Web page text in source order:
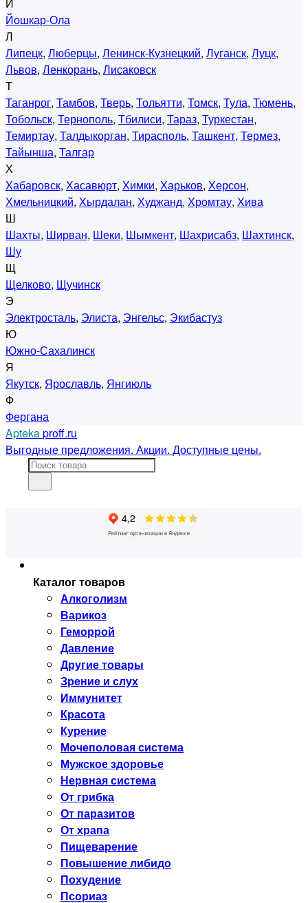
Йошкар-Ола
Л
Липецк, Люберцы, Ленинск-Кузнецкий, Луганск, Луцк,
Львов, Ленкорань, Лисаковск
Т
Таганрог, Тамбов, Тверь, Тольятти, Томск, Тула, Тюмень,
Тобольск, Тернополь, Тбилиси, Тараз, Туркестан,
Темиртау, Талдыкорган, Тирасполь, Ташкент, Термез,
Тайынша, Талгар
Х
Хабаровск, Хасавюрт, Химки, Харьков, Херсон,
Хмельницкий, Хырдалан, Худжанд, Хромтау, Хива
Ш
Шахты, Ширван, Шеки, Шымкент, Шахрисабз, Шахтинск,
Шу
Щ
Щелково, Щучинск
Э
Электросталь, Элиста, Энгельс, Экибастуз
Ю
Южно-Сахалинск
Я
Якутск, Ярославль, Янгиюль
Ф
Фергана
Aptekaproff.ru
Выгодные предложения. Акции. Доступные цены.
Каталог товаров
Алкоголизм
Варикоз
Геморрой
Давление
Другие товары
Зрение и слух
Иммунитет
Красота
Курение
Мочеполовая система
Мужское здоровье
Нервная система
От грибка
От паразитов
От храпа
Пищеварение
Повышение либидо
Похудение
Псориаз